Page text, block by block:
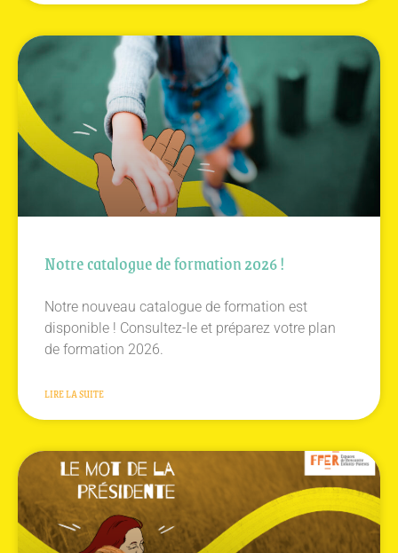
Notre catalogue de formation 2026 !
Notre nouveau catalogue de formation est
disponible ! Consultez-le et préparez votre plan
de formation 2026.
LIRE LA SUITE